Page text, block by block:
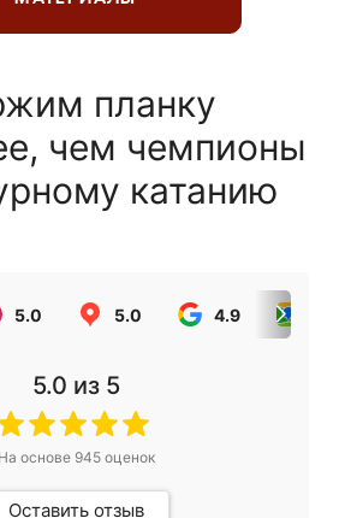
планку
чем чемпионы
катанию
5.0 5.0 4.9
5.0 из 5
На основе 945оценок
Оставить отзыв